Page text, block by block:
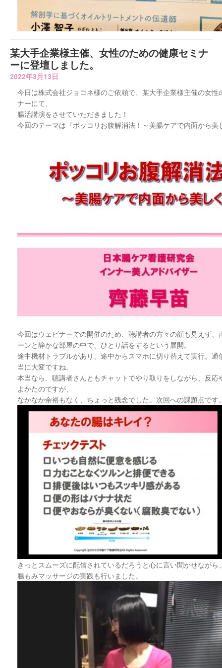
某大手企業様主催、女性のための健康セミナ
ーに登壇しました。
2022年3月13日
今日は株式会社ジョコネ様のご依頼で、某大手企業様主催の女性
ナーにて、
腸活講演をさせていただきました！
今回のテーマは『ポッコリお腹解消法！～美腸ケアで内面から美
今回はウェビナーでの開催のため、聴講者の方々の顔も見えず、
ーンと静かな部屋の中で、ひとり話をするという展開。
途中機材トラブルがあり、途中からスマホに切り替えて実行。通
当に大変ですね。
本当なら、聴講者さんともチャットでやり取りをしながら、反応
よかたのですが、
なかなか余裕もなく、ちょっと残念でした。次回への課題点です
きっとスムーズに配信されているだろうと心に言い聞かせながら
腸もみマッサージの実践も行いました。